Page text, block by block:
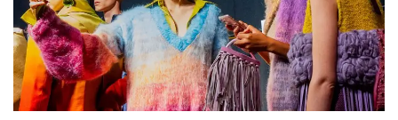
Бординговые школы
Другие направления